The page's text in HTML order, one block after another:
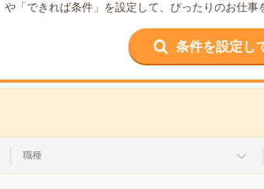
や「できれば条件」を設定して、ぴったりのお仕事
条件を設定し
職種